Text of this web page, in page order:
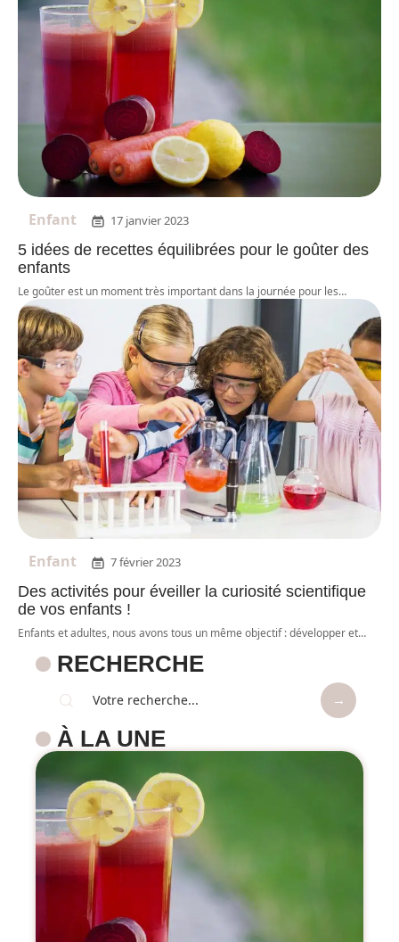
Enfant 17 janvier 2023
5 idées de recettes équilibrées pour le goûter des
enfants
Le goûter est un moment très important dans la journée pour les…
Enfant 7 février 2023
Des activités pour éveiller la curiosité scientifique
de vos enfants !
Enfants et adultes, nous avons tous un même objectif : développer et…
RECHERCHE
À LA UNE